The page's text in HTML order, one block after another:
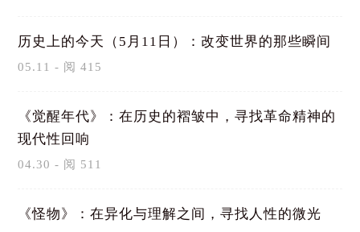
历史上的今天（5月11日）：改变世界的那些瞬间
05.11 - 阅 415
《觉醒年代》：在历史的褶皱中，寻找革命精神的
现代性回响
04.30 - 阅 511
《怪物》：在异化与理解之间，寻找人性的微光